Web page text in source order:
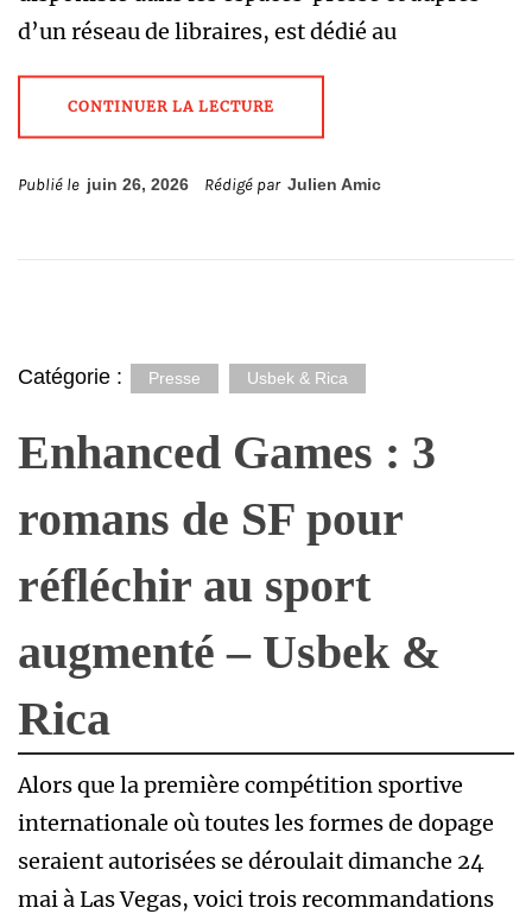
d’un réseau de libraires, est dédié au
CONTINUER LA LECTURE
Publié le juin 26, 2026 Rédigé par Julien Amic
Catégorie : Presse Usbek & Rica
Enhanced Games : 3
romans de SF pour
réfléchir au sport
augmenté – Usbek &
Rica
Alors que la première compétition sportive
internationale où toutes les formes de dopage
seraient autorisées se déroulait dimanche 24
mai à Las Vegas, voici trois recommandations